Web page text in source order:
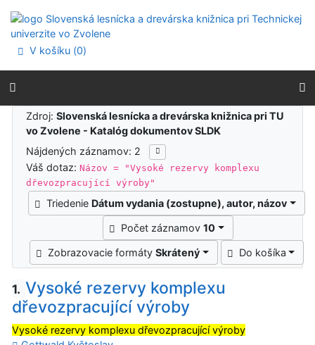
Prejsť na menu
Prehlásenie o webovej prístupnosti
V košíku (0)
Výsledky vyhľadávania
Zdroj:Slovenská lesnícka a drevárska knižnica pri TU
vo Zvolene - Katalóg dokumentov SLDK
Nájdených záznamov: 2
Váš dotaz:Názov = "Vysoké rezervy komplexu
dřevozpracující výroby"
Triedenie Dátum vydania (zostupne), autor, názov
Počet záznamov10
Zobrazovacie formátySkrátený Do košíka
1. Vysoké rezervy komplexu
dřevozpracující výroby
Vysoké rezervy komplexu dřevozpracující výroby